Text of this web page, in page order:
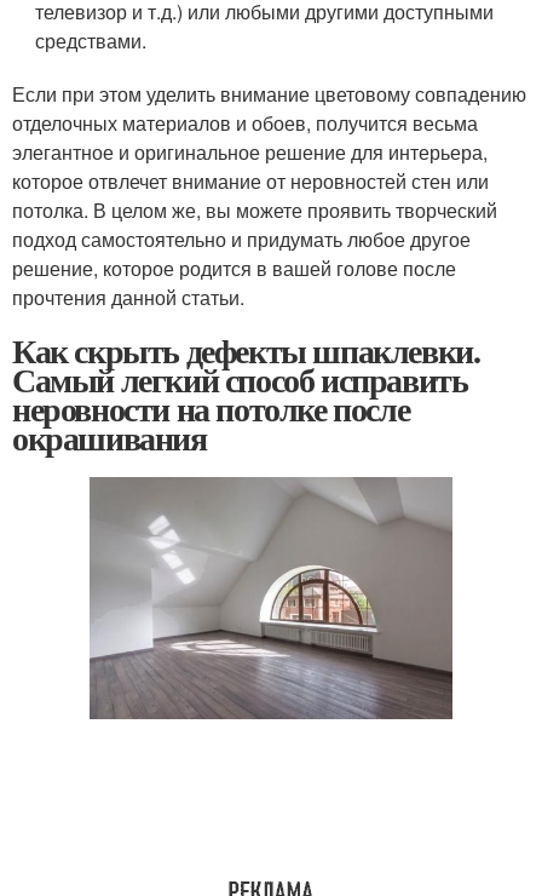
телевизор и т.д.) или любыми другими доступными
средствами.
Если при этом уделить внимание цветовому совпадению
отделочных материалов и обоев, получится весьма
элегантное и оригинальное решение для интерьера,
которое отвлечет внимание от неровностей стен или
потолка. В целом же, вы можете проявить творческий
подход самостоятельно и придумать любое другое
решение, которое родится в вашей голове после
прочтения данной статьи.
Как скрыть дефекты шпаклевки.
Самый легкий способ исправить
неровности на потолке после
окрашивания